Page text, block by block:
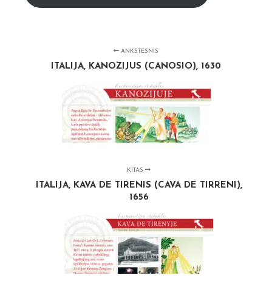
ANKSTESNIS
ITALIJA, KANOZIJUS (CANOSIO), 1630
KITAS
ITALIJA, KAVA DE TIRENIS (CAVA DE TIRRENI),
1656